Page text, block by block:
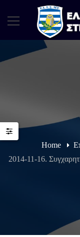
Home
2014-11-16.